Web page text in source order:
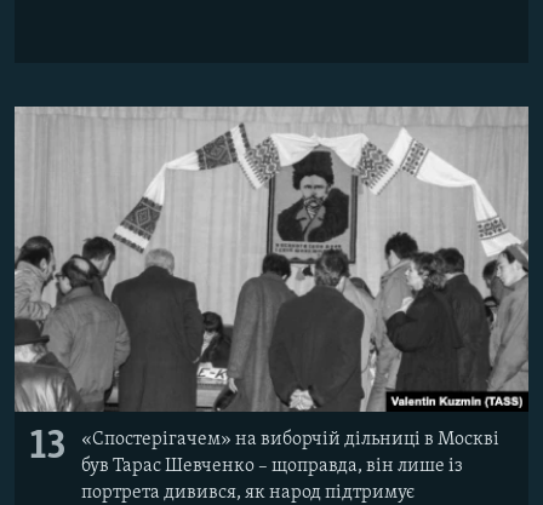
13
«Спостерігачем» на виборчій дільниці в Москві
був Тарас Шевченко – щоправда, він лише із
портрета дивився, як народ підтримує